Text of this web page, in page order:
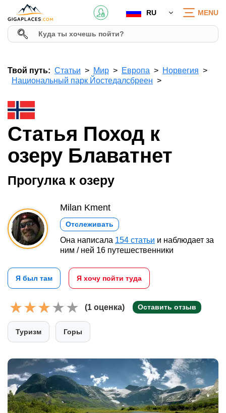
RU MENU
Твой путь: Статьи Мир Европа
Норвегия
Национальный парк Йостедалсбреен
Статья Поход к
озеру Блаватнет
Прогулка к озеру
Milan Kment
Отслеживать
Она написала 154 статьи и наблюдает за
ним / ней 16 путешественники
Я был там Я хочу пойти туда
(1 оценка) Оставить отзыв
Туризм Горы